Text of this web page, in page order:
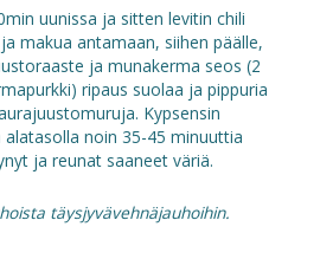
uunissa ja sitten levitin chili
makua antamaan, siihen päälle,
ja munakerma seos (2
ripaus suolaa ja pippuria
Kypsensin
alatasolla noin 35-45 minuuttia
ja reunat saaneet väriä.
täysjyvävehnäjauhoihin.